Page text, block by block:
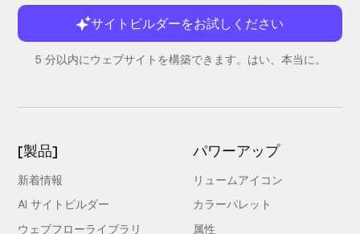
サイトビルダーをお試しください
5 分以内にウェブサイトを構築できます。はい、本当に。
[製品]
新着情報
AI サイトビルダー
ウェブフローライブラリ
パワーアップ
リュームアイコン
カラーパレット
属性